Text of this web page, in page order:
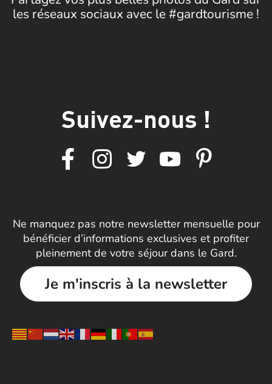
les réseaux sociaux avec le #gardtourisme !
Suivez-nous !
Ne manquez pas notre newsletter mensuelle pour
bénéficier d’informations exclusives et profiter
pleinement de votre séjour dans le Gard.
Je m'inscris à la newsletter